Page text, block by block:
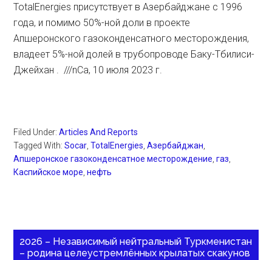
TotalEnergies присутствует в Азербайджане с 1996
года, и помимо 50%-ной доли в проекте
Апшеронского газоконденсатного месторождения,
владеет 5%-ной долей в трубопроводе Баку-Тбилиси-
Джейхан . ///nCa, 10 июля 2023 г.
Filed Under:Articles And Reports
Tagged With:Socar ,TotalEnergies ,Азербайджан
Апшеронское газоконденсатное месторождение ,газ
Каспийское море ,нефть
2026 – Независимый нейтральный Туркменистан
– родина целеустремлённых крылатых скакунов